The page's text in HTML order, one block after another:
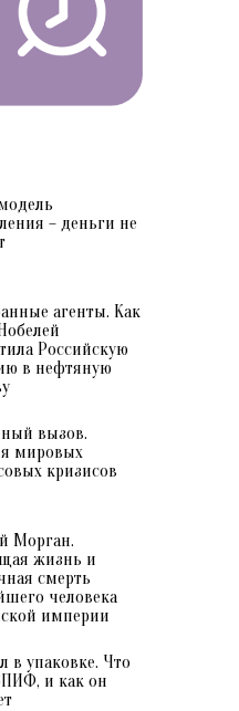
– деньги не
агенты. Как
Российскую
в нефтяную
вызов.
мировых
кризисов
Морган.
жизнь и
смерть
человека
империи
в упаковке. Что
и как он